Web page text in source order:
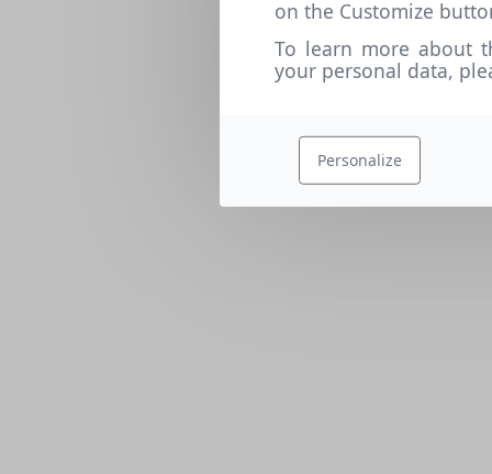
on the Customize
To learn more about
your personal data,
Personalize